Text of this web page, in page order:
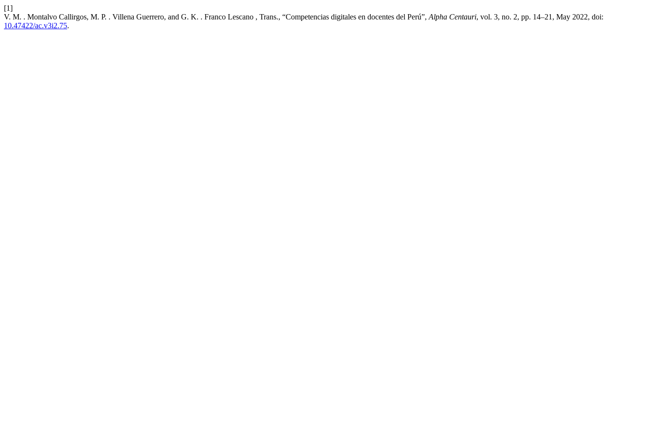
[1]
V. M. . Montalvo Callirgos, M. P. . Villena Guerrero, and G. K. . Franco Lescano , Trans., “Competencias digitales en docentes del Perú”, Alpha Centauri, vol. 3, no. 2, pp. 14–21, May 2022, doi:
10.47422/ac.v3i2.75.